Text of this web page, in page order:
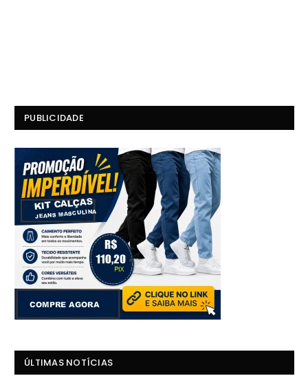
PUBLICIDADE
ÚLTIMAS NOTÍCIAS